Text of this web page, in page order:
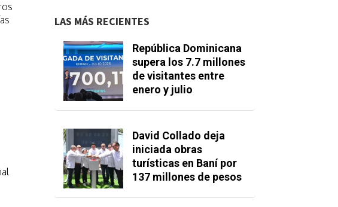
LAS MÁS RECIENTES
República Dominicana
supera los 7.7 millones
de visitantes entre
enero y julio
David Collado deja
iniciada obras
turísticas en Baní por
137 millones de pesos